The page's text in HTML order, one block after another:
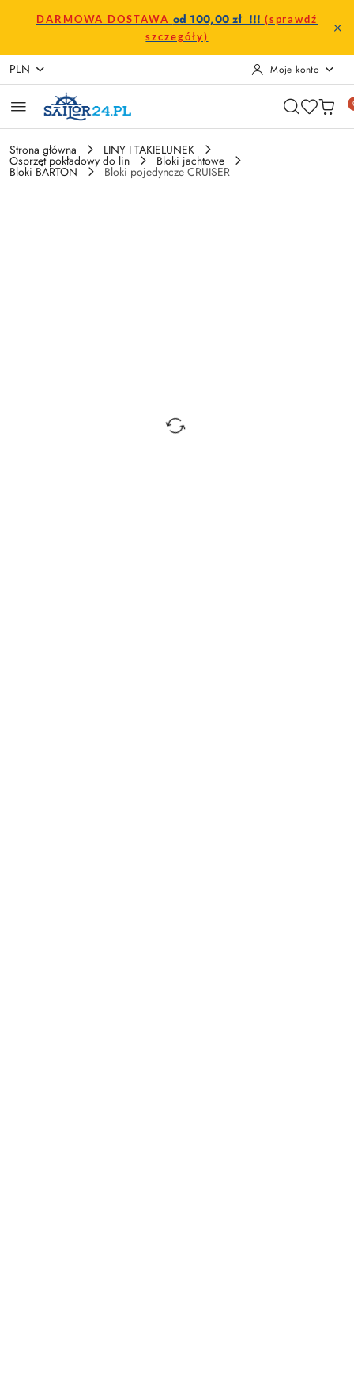
Przejdź do treści głównej
Przejdź do wyszukiwarki
Przejdź do moje konto
Przejdź do menu głównego
Przejdź do opisu produktu
Przejdź do stopki
DARMOWA DOSTAWA od 100,00 zł !!! (sprawdź
szczegóły)
PLN Moje konto
Strona główna LINY I TAKIELUNEK
Osprzęt pokładowy do lin Bloki jachtowe
Bloki BARTON Bloki pojedyncze CRUISER